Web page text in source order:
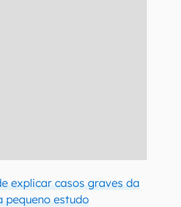
explicar casos graves da
pequeno estudo